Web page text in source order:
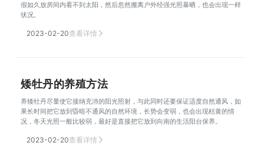
假如久放房间内看不到太阳，然后忽然搬离户外经强光照暴晒，也会出现一样
状况。
2023-02-20查看详情
矮牡丹的养殖方法
养矮牡丹尽量使它接纳充沛的阳光照射，与此同时还要保证适度自然通风，如
果长时间把它放到昏暗不通风的自然环境，长势会变弱，也会出现枯黄的情
况，冬天光照一般比较弱，最好是直接把它放到向南的生活阳台保养。
2023-02-20查看详情